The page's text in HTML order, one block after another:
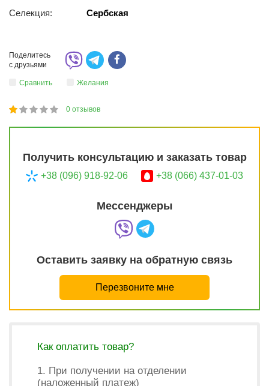
Селекция: Сербская
Поделитесь
с друзьями
Сравнить Желания
20
1
2
3
4
5 0 отзывов
Получить консультацию и заказать товар
+38 (096) 918-92-06 +38 (066) 437-01-03
Мессенджеры
Оставить заявку на обратную связь
Перезвоните мне
Как оплатить товар?
1. При получении на отделении
(наложенный платеж)